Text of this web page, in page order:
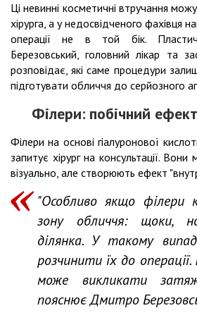
Ці невинні косметичні втручання
хірурга, а у недосвідченого фахівця
операції не в той бік.
Березовський, головний лікар та
розповідає, які саме процедури
підготувати обличчя до серйозного
Філери: побічний
Філери на основі гіалуронової
запитує хірург на консультації.
візуально, але створюють ефект
"Особливо якщо філери
зону обличчя: щоки,
ділянка. У такому
розчинити їх до операції.
може викликати
пояснює Дмитро